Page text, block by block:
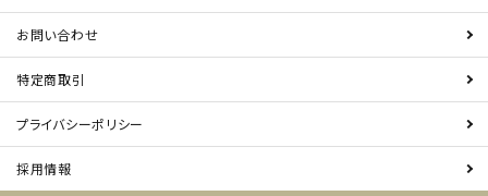
お問い合わせ
特定商取引
プライバシーポリシー
採用情報